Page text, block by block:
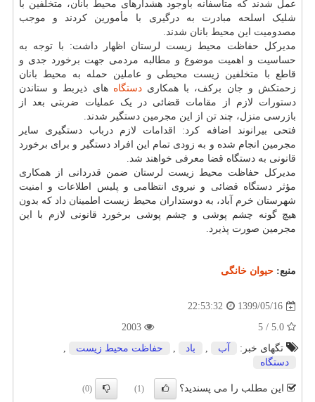
عمل شدند که متأسفانه باوجود هشدارهای محیط بانان، متخلفین با
شلیک اسلحه مبادرت به درگیری با مأمورین کردند و موجب
مصدومیت این محیط بانان شدند.
مدیرکل حفاظت محیط زیست لرستان اظهار داشت: با توجه به
حساسیت و اهمیت موضوع و مطالبه مردمی جهت برخورد جدی و
قاطع با متخلفین زیست محیطی و عاملین حمله به محیط بانان
زحمتکش و جان برکف، با همکاریدستگاه های ذیربط و ستاندن
دستورات لازم از مقامات قضائی در یک عملیات ضربتی بعد از
بازرسی منزل، چند تن از این مجرمین دستگیر شدند.
فتحی بیرانوند اضافه کرد: اقدامات لازم درباب دستگیری سایر
مجرمین انجام شده و به زودی تمام این افراد دستگیر و برای برخورد
قانونی به دستگاه قضا معرفی خواهند شد.
مدیرکل حفاظت محیط زیست لرستان ضمن قدردانی از همکاری
مؤثر دستگاه قضائی و نیروی انتظامی و پلیس اطلاعات و امنیت
شهرستان خرم آباد، به دوستداران محیط زیست اطمینان داد که بدون
هیچ گونه چشم پوشی و چشم پوشی برخورد قانونی لازم با این
مجرمین صورت پذیرد.
منبع: حیوان خانگی
1399/05/16
22:53:32
تگهای خبر:
آب , باد , حفاظت محیط زیست
,
دستگاه
این مطلب را می پسندید؟ (1)
(0)